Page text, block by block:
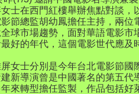
士在西門紅樓舉辦焦點對談
節總監胡幼鳳擔任主持，兩
球市場趨勢，面對華語電影
好的年代，這個電影世代應及
女士分別是今年台北電影節
新導演曾是中國著名的第五
來轉型擔任監製，作品包括